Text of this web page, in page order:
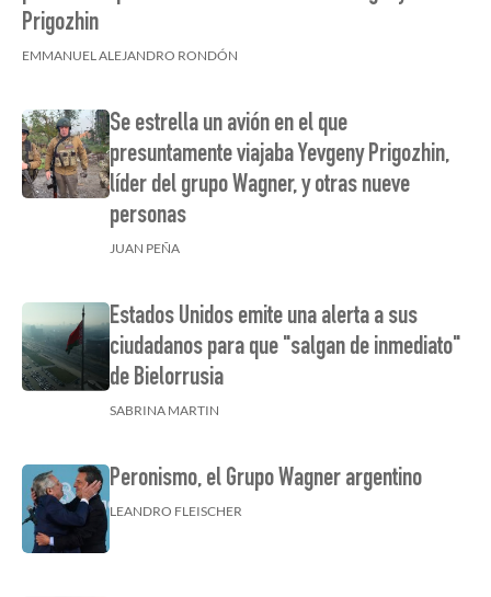
Prigozhin
EMMANUEL ALEJANDRO RONDÓN
Se estrella un avión en el que
presuntamente viajaba Yevgeny Prigozhin,
líder del grupo Wagner, y otras nueve
personas
JUAN PEÑA
Estados Unidos emite una alerta a sus
ciudadanos para que "salgan de inmediato"
de Bielorrusia
SABRINA MARTIN
Peronismo, el Grupo Wagner argentino
LEANDRO FLEISCHER